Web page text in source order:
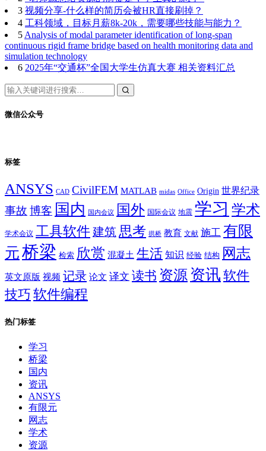
3 视频分享-什么样的简历会被HR直接刷掉？
4 工科领域，目标月薪8k-20k，需要哪些技能与能力？
5 Analysis of modal parameter identification of long-span
continuous rigid frame bridge based on health monitoring data and
simulation technology
6 2025年“交通杯”全国大学生仿真大赛 相关资料汇总
微信公众号
标签
ANSYS CAD CivilFEM MATLAB midas Office Origin 世界纪录
事故 博客 国内 国内会议 国外 国际会议 地震 学习 学术
学术会议 工具软件建筑 思考 拱桥 教育 文献 施工 有限
元桥梁 检索 欣赏 混凝土 生活 知识 经验 结构 网志
英文原版 视频 记录 论文 译文 读书 资源 资讯 软件
技巧 软件编程
热门标签
学习
桥梁
国内
资讯
ANSYS
有限元
网志
学术
资源